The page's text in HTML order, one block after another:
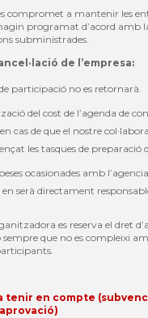
compromet a mantenir les
programat d’acord amb
subministrades.
de l’empresa:
participació no es retornarà.
del cost de l’agenda de
cas de que el nostre
les tasques de preparació
ocasionades amb
en serà directament
es reserva el dret
sempre que no es compleixi
tenir en compte